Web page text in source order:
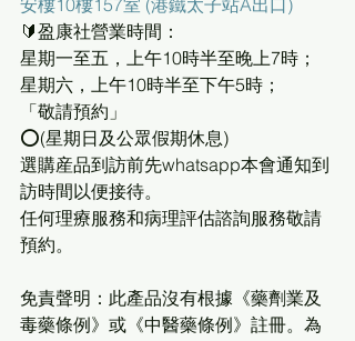
安樓10樓157室 (港鐵太子站A出口)
🔰盈康社營業時間：
星期一至五，上午10時半至晚上7時；
星期六，上午10時半至下午5時；
「敬請預約」
⭕(星期日及公眾假期休息)
選購産品到訪前先whatsapp本會通知到
訪時間以便接待。
任何理療服務和病理評估諮詢服務敬請
預約。
免責聲明：此產品沒有根據《藥劑業及
毒藥條例》或《中醫藥條例》註冊。為